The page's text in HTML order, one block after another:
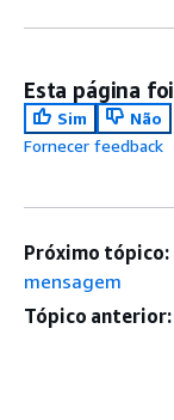
Esta página
Sim
Não
Fornecer feedback
Próximo tópico:
mensagem
Tópico anterior: